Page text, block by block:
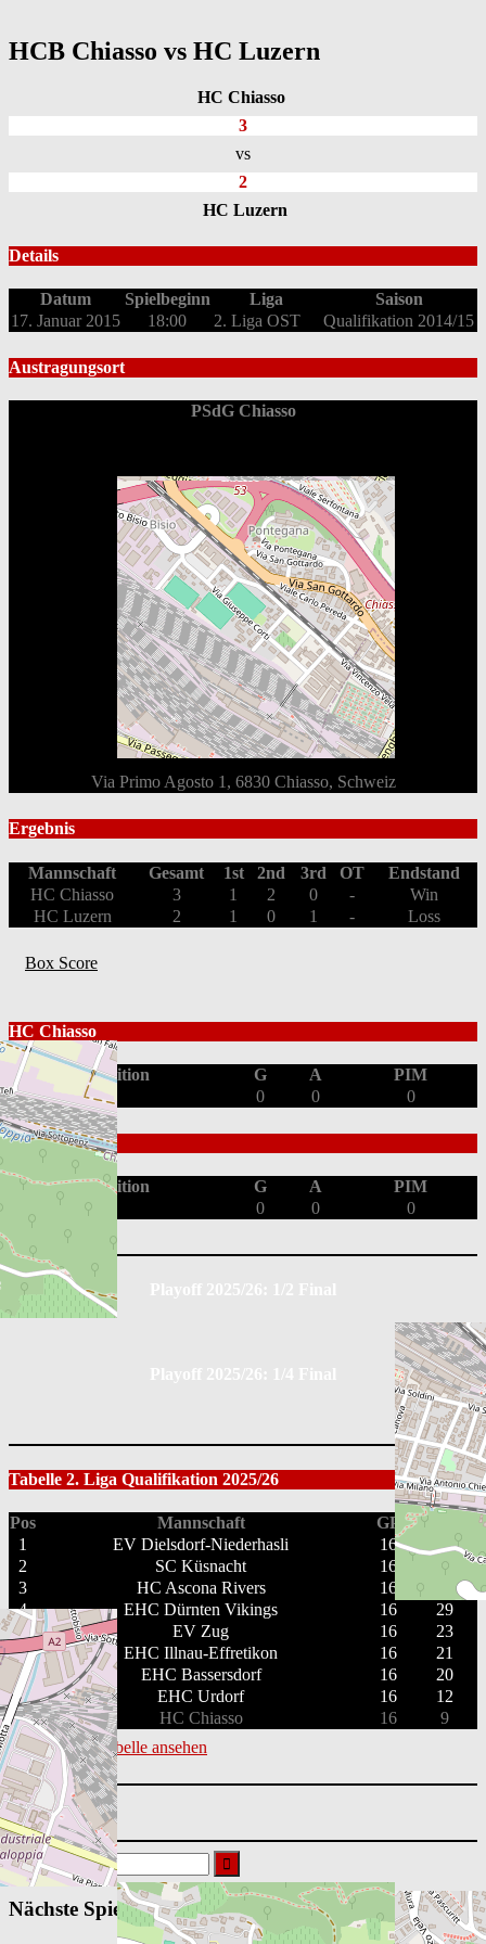
HCB Chiasso vs HC Luzern
HC Chiasso
3
vs
2
HC Luzern
Details
Datum Spielbeginn Liga
Saison
17. Januar 2015
18:00 2. Liga OST Qualifikation 2014/15
Austragungsort
PSdG Chiasso
Via Primo Agosto 1, 6830 Chiasso, Schweiz
Ergebnis
Mannschaft Gesamt 1st 2nd 3rd OT
Endstand
HC Chiasso
3 1 2 0 -
Win
HC Luzern
2 1 0 1 - Loss
Box Score
HC Chiasso
Position G A
PIM
0
0 0
HC Luzern
Position G A
PIM
0
0 0
Tabelle 2. Liga Qualifikation 2025/26
Pos Mannschaft GP
1
EV Dielsdorf-Niederhasli 16
35
2
SC Küsnacht 16
35
3
HC Ascona Rivers 16
4
EHC Dürnten Vikings 16
29
5
EV Zug 16
23
6
EHC Illnau-Effretikon 16
21
7
EHC Bassersdorf 16
20
8
EHC Urdorf 16
12
9
HC Chiasso 16
9
Vollständige Tabelle ansehen
Suchen
nach:
Nächste Spiele